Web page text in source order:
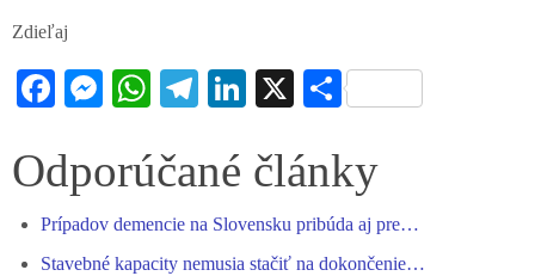
Zdieľaj
Fa
bo
ok
M
se
er
W
ts
pp
Te
gr
m
Li
ed
X S
re
Odporúčané články
Prípadov demencie na Slovensku pribúda aj pre…
Stavebné kapacity nemusia stačiť na dokončenie…